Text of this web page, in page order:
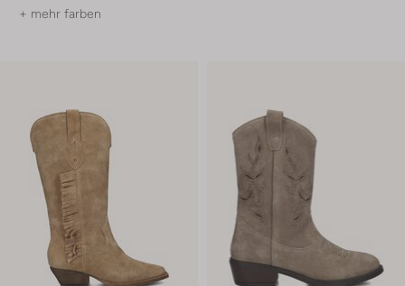
+ mehr farben